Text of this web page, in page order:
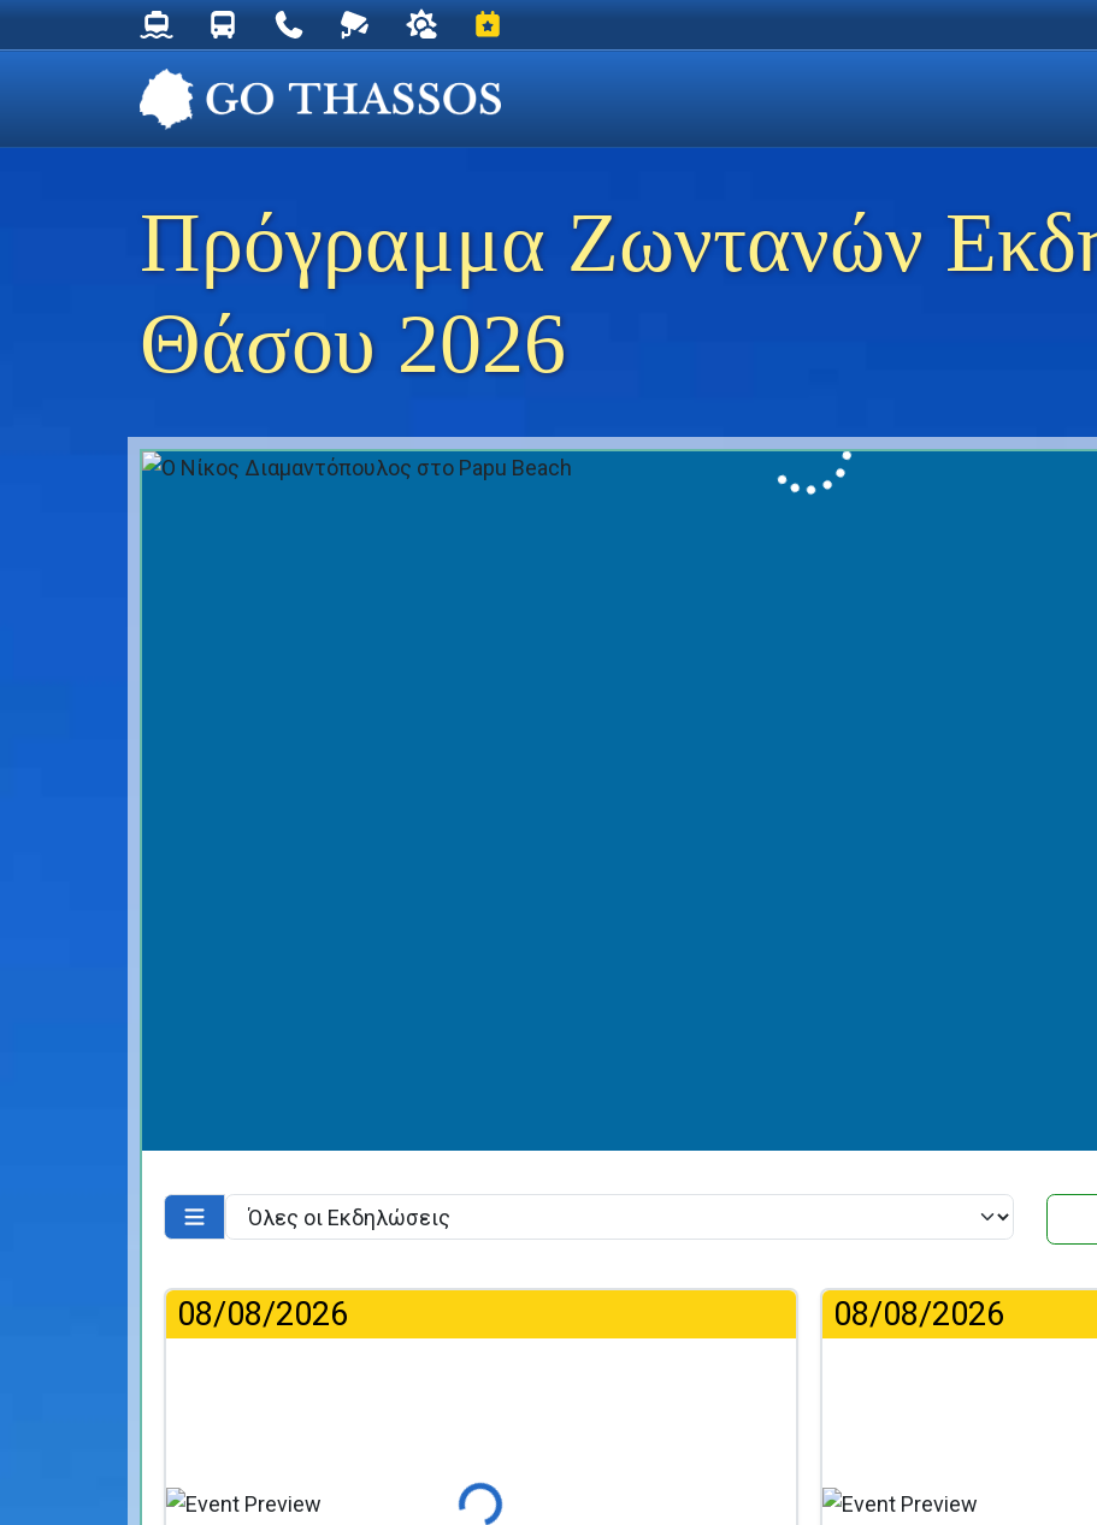
Δρομολόγια Φέρυ για Θάσο
Δρομολόγια Λεωφορείων Θάσου
Χρήσιμα Τηλέφωνα
Ζωντανή Κάμερα στη Χρυσή Ακτή
Ο καιρός στη Θάσο
Εκδηλώσεις στη Θάσο
Πρόγραμμα Ζωντανών
Θάσου 2026
08/08/2026
Φόρτωση...
08/08/2026